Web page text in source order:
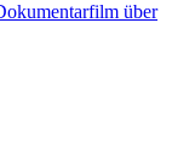
über